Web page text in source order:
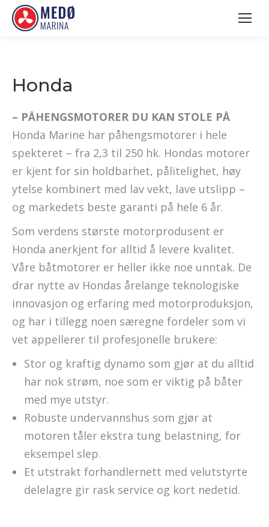
Honda
– PÅHENGSMOTORER DU KAN STOLE PÅ
Honda Marine har påhengsmotorer i hele
spekteret – fra 2,3 til 250 hk. Hondas motorer
er kjent for sin holdbarhet, pålitelighet, høy
ytelse kombinert med lav vekt, lave utslipp –
og markedets beste garanti på hele 6 år.
Som verdens største motorprodusent er
Honda anerkjent for alltid å levere kvalitet.
Våre båtmotorer er heller ikke noe unntak. De
drar nytte av Hondas årelange teknologiske
innovasjon og erfaring med motorproduksjon,
og har i tillegg noen særegne fordeler som vi
vet appellerer til profesjonelle brukere:
Stor og kraftig dynamo som gjør at du alltid
har nok strøm, noe som er viktig på båter
med mye utstyr.
Robuste undervannshus som gjør at
motoren tåler ekstra tung belastning, for
eksempel slep.
Et utstrakt forhandlernett med velutstyrte
delelagre gir rask service og kort nedetid.